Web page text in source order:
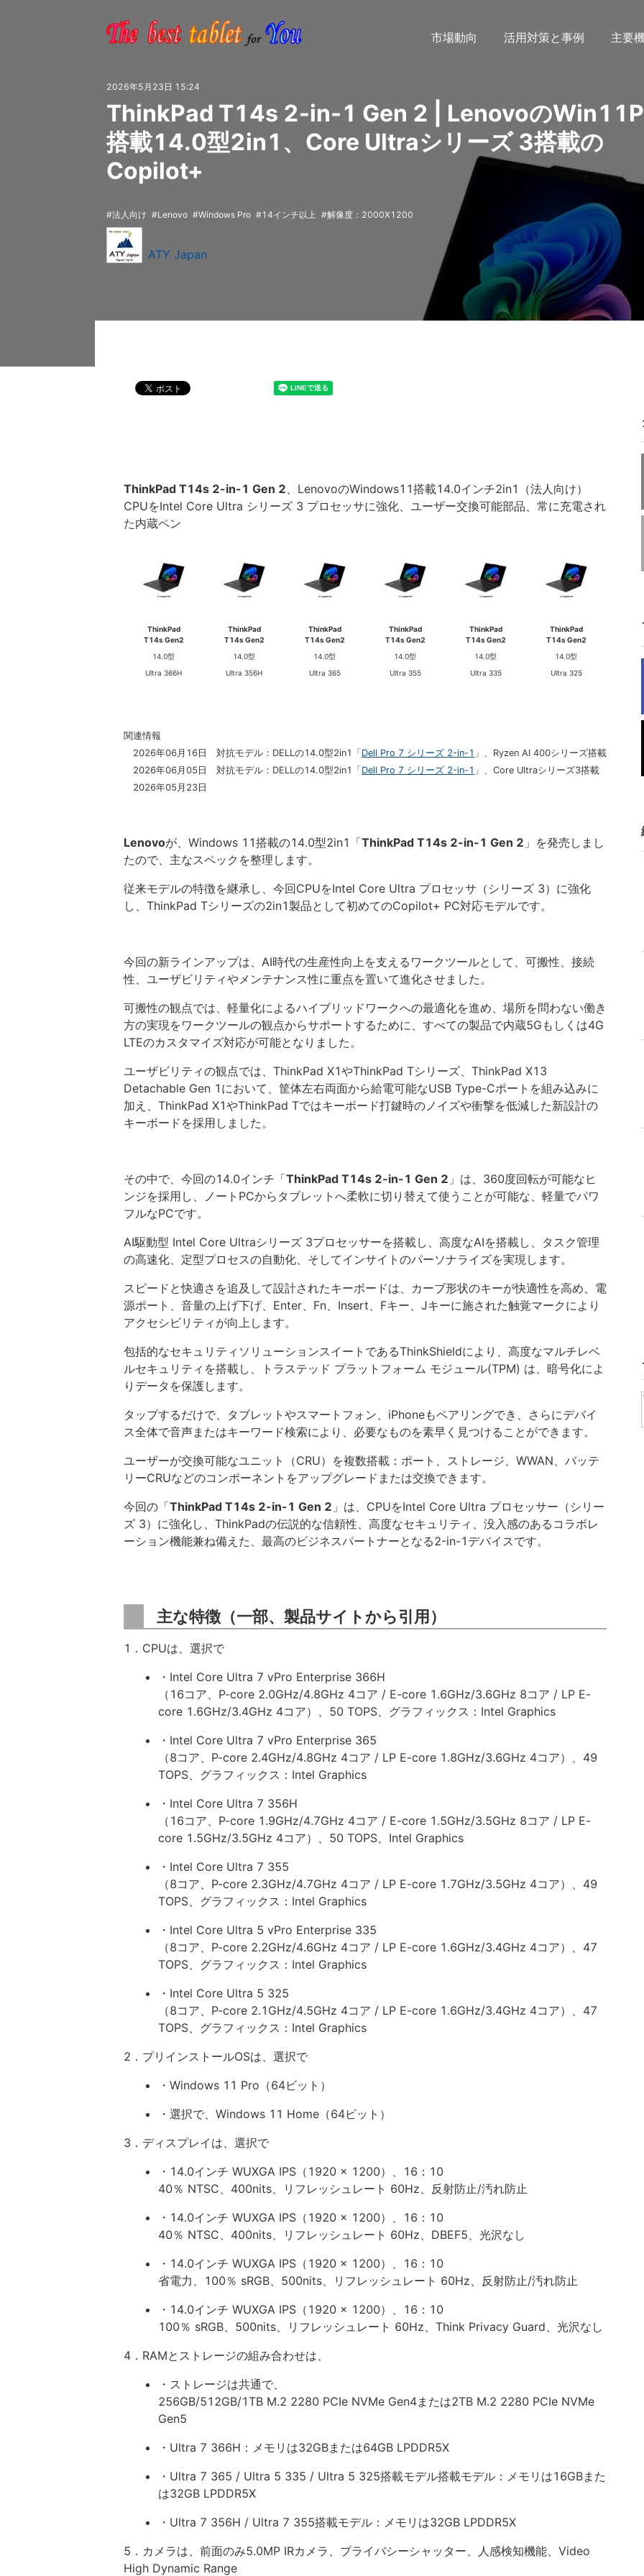
市場動向 活用対策と事例 主要
2026年5月23日 15:24
ThinkPad T14s 2-in-1 Gen 2 | Lenovoの
搭載14.0型2in1、Core Ultraシリーズ 3搭載の
Copilot+
法人向け Lenovo Windows Pro 14インチ以上 解像度：2000X1200
ATY Japan
ThinkPad T14s 2-in-1 Gen 2、LenovoのWindows11搭載14.0インチ2in1（法人向け）
CPUをIntel Core Ultra シリーズ 3 プロセッサに強化、ユーザー交換可能部品、常に充電され
た内蔵ペン
ThinkPad
T14s Gen2
14.0型
Ultra 366H
ThinkPad
T14s Gen2
14.0型
Ultra 356H
ThinkPad
T14s Gen2
14.0型
Ultra 365
ThinkPad
T14s Gen2
14.0型
Ultra 355
ThinkPad
T14s Gen2
14.0型
Ultra 335
ThinkPad
T14s Gen2
14.0型
Ultra 325
関連情報
2026年06月16日 対抗モデル：DELLの14.0型2in1「 Dell Pro 7 シリーズ 2-in-1 」、Ryzen AI 400シリーズ搭載
2026年06月05日 対抗モデル：DELLの14.0型2in1「 Dell Pro 7 シリーズ 2-in-1 」、Core Ultraシリーズ3搭載
2026年05月23日
Lenovoが、Windows 11搭載の14.0型2in1「ThinkPad T14s 2-in-1 Gen 2 」を発売しまし
たので、主なスペックを整理します。
従来モデルの特徴を継承し、今回CPUをIntel Core Ultra プロセッサ（シリーズ 3）に強化
し、ThinkPad Tシリーズの2in1製品として初めてのCopilot+ PC対応モデルです。
今回の新ラインアップは、AI時代の生産性向上を支えるワークツールとして、可搬性、接続
性、ユーザビリティやメンテナンス性に重点を置いて進化させました。
可搬性の観点では、軽量化によるハイブリッドワークへの最適化を進め、場所を問わない働き
方の実現をワークツールの観点からサポートするために、すべての製品で内蔵5Gもしくは4G
LTEのカスタマイズ対応が可能となりました。
ユーザビリティの観点では、ThinkPad X1やThinkPad Tシリーズ、ThinkPad X13
Detachable Gen 1において、筐体左右両面から給電可能なUSB Type-Cポートを組み込みに
加え、ThinkPad X1やThinkPad Tではキーボード打鍵時のノイズや衝撃を低減した新設計の
キーボードを採用しました。
その中で、今回の14.0インチ「ThinkPad T14s 2-in-1 Gen 2 」は、360度回転が可能なヒ
ンジを採用し、ノートPCからタブレットへ柔軟に切り替えて使うことが可能な、軽量でパワ
フルなPCです。
AI駆動型 Intel Core Ultraシリーズ 3プロセッサーを搭載し、高度なAIを搭載し、タスク管理
の高速化、定型プロセスの自動化、そしてインサイトのパーソナライズを実現します。
スピードと快適さを追及して設計されたキーボードは、カーブ形状のキーが快適性を高め、電
源ポート、音量の上げ下げ、Enter、Fn、Insert、Fキー、Jキーに施された触覚マークにより
アクセシビリティが向上します。
包括的なセキュリティソリューションスイートであるThinkShieldにより、高度なマルチレベ
ルセキュリティを搭載し、トラステッド プラットフォーム モジュール(TPM) は、暗号化によ
りデータを保護します。
タップするだけで、タブレットやスマートフォン、iPhoneもペアリングでき、さらにデバイ
ス全体で音声またはキーワード検索により、必要なものを素早く見つけることができます。
ユーザーが交換可能なユニット（CRU）を複数搭載：ポート、ストレージ、WWAN、バッテ
リーCRUなどのコンポーネントをアップグレードまたは交換できます。
今回の「ThinkPad T14s 2-in-1 Gen 2 」は、CPUをIntel Core Ultra プロセッサー（シリー
ズ 3）に強化し、ThinkPadの伝説的な信頼性、高度なセキュリティ、没入感のあるコラボレ
ーション機能兼ね備えた、最高のビジネスパートナーとなる2-in-1デバイスです。
主な特徴（一部、製品サイトから引用）
1．CPUは、選択で
・Intel Core Ultra 7 vPro Enterprise 366H
（16コア、P-core 2.0GHz/4.8GHz 4コア / E-core 1.6GHz/3.6GHz 8コア / LP E-
core 1.6GHz/3.4GHz 4コア）、50 TOPS、グラフィックス：Intel Graphics
・Intel Core Ultra 7 vPro Enterprise 365
（8コア、P-core 2.4GHz/4.8GHz 4コア / LP E-core 1.8GHz/3.6GHz 4コア）、49
TOPS、グラフィックス：Intel Graphics
・Intel Core Ultra 7 356H
（16コア、P-core 1.9GHz/4.7GHz 4コア / E-core 1.5GHz/3.5GHz 8コア / LP E-
core 1.5GHz/3.5GHz 4コア）、50 TOPS、Intel Graphics
・Intel Core Ultra 7 355
（8コア、P-core 2.3GHz/4.7GHz 4コア / LP E-core 1.7GHz/3.5GHz 4コア）、49
TOPS、グラフィックス：Intel Graphics
・Intel Core Ultra 5 vPro Enterprise 335
（8コア、P-core 2.2GHz/4.6GHz 4コア / LP E-core 1.6GHz/3.4GHz 4コア）、47
TOPS、グラフィックス：Intel Graphics
・Intel Core Ultra 5 325
（8コア、P-core 2.1GHz/4.5GHz 4コア / LP E-core 1.6GHz/3.4GHz 4コア）、47
TOPS、グラフィックス：Intel Graphics
2．プリインストールOSは、選択で
・Windows 11 Pro（64ビット）
・選択で、Windows 11 Home（64ビット）
3．ディスプレイは、選択で
・14.0インチ WUXGA IPS（1920 x 1200）、16：10
40％ NTSC、400nits、リフレッシュレート 60Hz、反射防止/汚れ防止
・14.0インチ WUXGA IPS（1920 x 1200）、16：10
40％ NTSC、400nits、リフレッシュレート 60Hz、DBEF5、光沢なし
・14.0インチ WUXGA IPS（1920 x 1200）、16：10
省電力、100％ sRGB、500nits、リフレッシュレート 60Hz、反射防止/汚れ防止
・14.0インチ WUXGA IPS（1920 x 1200）、16：10
100％ sRGB、500nits、リフレッシュレート 60Hz、Think Privacy Guard、光沢なし
4．RAMとストレージの組み合わせは、
・ストレージは共通で、
256GB/512GB/1TB M.2 2280 PCIe NVMe Gen4または2TB M.2 2280 PCIe NVMe
Gen5
・Ultra 7 366H：メモリは32GBまたは64GB LPDDR5X
・Ultra 7 365 / Ultra 5 335 / Ultra 5 325搭載モデル搭載モデル：メモリは16GBまた
は32GB LPDDR5X
・Ultra 7 356H / Ultra 7 355搭載モデル：メモリは32GB LPDDR5X
5．カメラは、前面のみ5.0MP IRカメラ、プライバシーシャッター、人感検知機能、Video
High Dynamic Range